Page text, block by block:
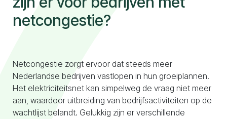
netcongestie?
Netcongestie zorgt ervoor dat steeds meer
Nederlandse bedrijven vastlopen in hun groeiplannen.
Het elektriciteitsnet kan simpelweg de vraag niet meer
aan, waardoor uitbreiding van bedrijfsactiviteiten op de
wachtlijst belandt. Gelukkig zijn er verschillende